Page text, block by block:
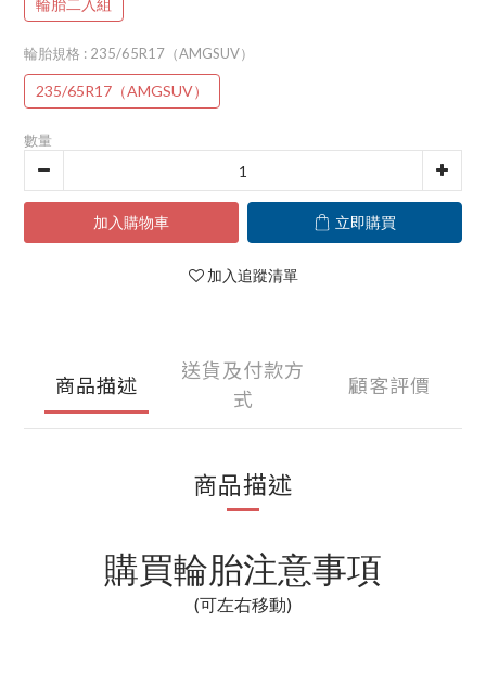
輪胎二入組
輪胎規格 : 235/65R17（AMGSUV）
235/65R17（AMGSUV）
數量
加入購物車 立即購買
加入追蹤清單
商品描述
送貨及付款方
式
顧客評價
商品描述
購買輪胎注意事項
(可左右移動)